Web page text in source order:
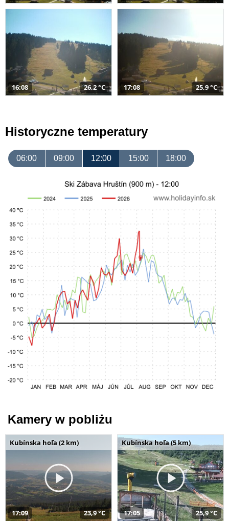
16:08 26,2 °C 17:08 25,9 °C
Historyczne temperatury
06:00 09:00 12:00 15:00 18:00
Kamery w pobliżu
Kubínska hoľa (2 km)
17:09 23,9 °C
Kubínska hoľa (5 km)
17:05 25,9 °C